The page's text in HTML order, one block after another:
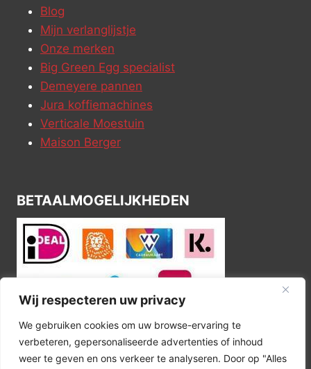
Wij respecteren uw privacy
We gebruiken cookies om uw browse-ervaring te
verbeteren, gepersonaliseerde advertenties of inhoud
weer te geven en ons verkeer te analyseren. Door op "Alles
Blog
Mijn verlanglijstje
Onze merken
Big Green Egg specialist
Demeyere pannen
Jura koffiemachines
Verticale Moestuin
Maison Berger
BETAALMOGELIJKHEDEN